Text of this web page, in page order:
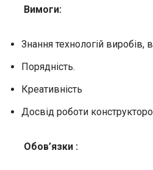
Вимоги:
Знання технологій виробів,
Порядність.
Креативність
Досвід роботи
Обов’язки :